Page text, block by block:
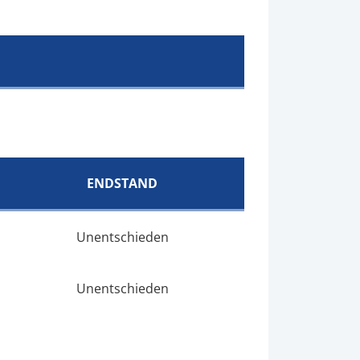
ENDSTAND
Unentschieden
Unentschieden